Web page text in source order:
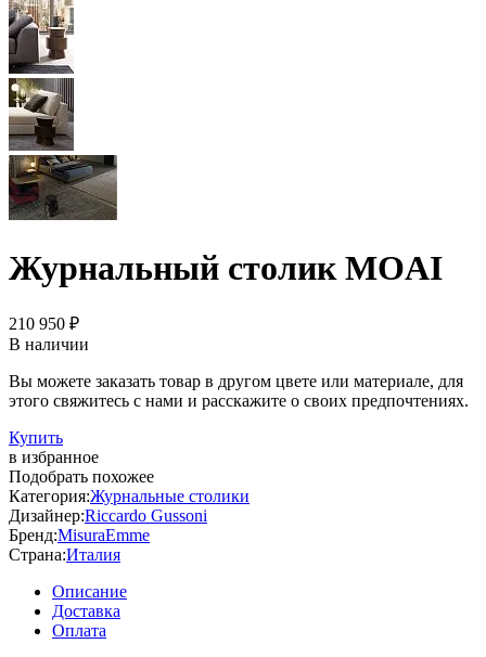
Журнальный столик MOAI
210 950 ₽
В наличии
Вы можете заказать товар в другом цвете или материале, для
этого свяжитесь с нами и расскажите о своих предпочтениях.
Купить
в избранное
Подобрать похожее
Категория:Журнальные столики
Дизайнер:Riccardo Gussoni
Бренд:MisuraEmme
Страна:Италия
Описание
Доставка
Оплата